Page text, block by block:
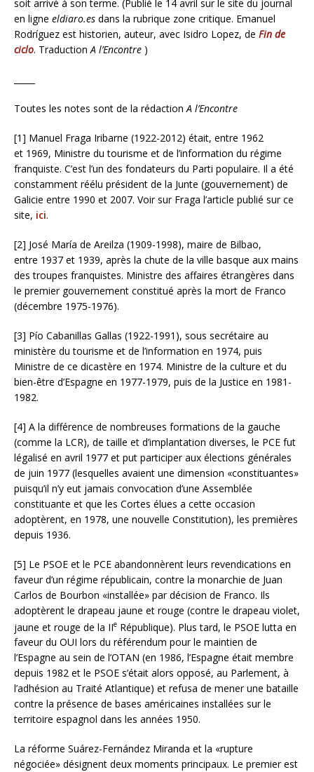
soit arrivé à son terme. (Publié le 14 avril sur le site du journal
en ligne eldiaro.es dans la rubrique zone critique. Emanuel
Rodríguez est historien, auteur, avec Isidro Lopez, de Fin de
ciclo. Traduction A l’Encontre )
Toutes les notes sont de la rédaction A l’Encontre
[1] Manuel Fraga Iribarne (1922-2012) était, entre 1962
et 1969, Ministre du tourisme et de l’information du régime
franquiste. C’est l’un des fondateurs du Parti populaire. Il a été
constamment réélu président de la Junte (gouvernement) de
Galicie entre 1990 et 2007. Voir sur Fraga l’article publié sur ce
site, ici.
[2] José María de Areilza (1909-1998), maire de Bilbao,
entre 1937 et 1939, après la chute de la ville basque aux mains
des troupes franquistes. Ministre des affaires étrangères dans
le premier gouvernement constitué après la mort de Franco
(décembre 1975-1976).
[3] Pío Cabanillas Gallas (1922-1991), sous secrétaire au
ministère du tourisme et de l’information en 1974, puis
Ministre de ce dicastère en 1974. Ministre de la culture et du
bien-être d’Espagne en 1977-1979, puis de la Justice en 1981-
1982.
[4] A la différence de nombreuses formations de la gauche
(comme la LCR), de taille et d’implantation diverses, le PCE fut
légalisé en avril 1977 et put participer aux élections générales
de juin 1977 (lesquelles avaient une dimension «constituantes»
puisqu’il n’y eut jamais convocation d’une Assemblée
constituante et que les Cortes élues a cette occasion
adoptèrent, en 1978, une nouvelle Constitution), les premières
depuis 1936.
[5] Le PSOE et le PCE abandonnèrent leurs revendications en
faveur d’un régime républicain, contre la monarchie de Juan
Carlos de Bourbon «installée» par décision de Franco. Ils
adoptèrent le drapeau jaune et rouge (contre le drapeau violet,
jaune et rouge de la IIe République). Plus tard, le PSOE lutta en
faveur du OUI lors du référendum pour le maintien de
l’Espagne au sein de l’OTAN (en 1986, l’Espagne était membre
depuis 1982 et le PSOE s’était alors opposé, au Parlement, à
l’adhésion au Traité Atlantique) et refusa de mener une bataille
contre la présence de bases américaines installées sur le
territoire espagnol dans les années 1950.
La réforme Suárez-Fernández Miranda et la «rupture
négociée» désignent deux moments principaux. Le premier est